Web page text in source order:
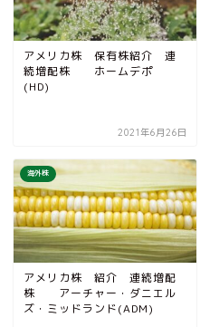
アメリカ株 保有株紹介 連
続増配株 ホームデポ
(HD)
2021年6月26日
海外株
アメリカ株 紹介 連続増配
株 アーチャー・ダニエル
ズ・ミッドランド(ADM)